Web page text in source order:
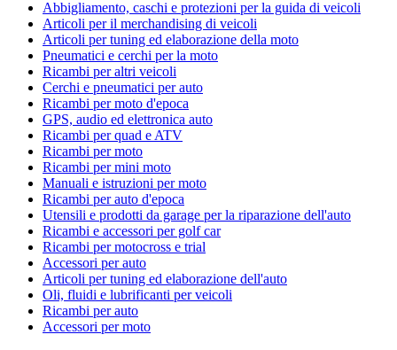
Abbigliamento, caschi e protezioni per la guida di veicoli
Articoli per il merchandising di veicoli
Articoli per tuning ed elaborazione della moto
Pneumatici e cerchi per la moto
Ricambi per altri veicoli
Cerchi e pneumatici per auto
Ricambi per moto d'epoca
GPS, audio ed elettronica auto
Ricambi per quad e ATV
Ricambi per moto
Ricambi per mini moto
Manuali e istruzioni per moto
Ricambi per auto d'epoca
Utensili e prodotti da garage per la riparazione dell'auto
Ricambi e accessori per golf car
Ricambi per motocross e trial
Accessori per auto
Articoli per tuning ed elaborazione dell'auto
Oli, fluidi e lubrificanti per veicoli
Ricambi per auto
Accessori per moto